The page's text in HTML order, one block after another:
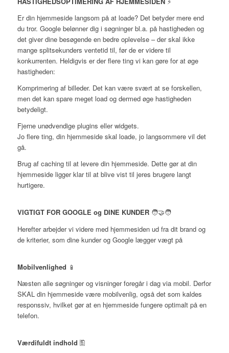
Er din hjemmeside langsom på at loade? Det betyder mere end
du tror. Google belønner dig i søgninger bl.a. på hastigheden og
det giver dine besøgende en bedre oplevelse – der skal ikke
mange splitsekunders ventetid til, før de er videre til
konkurrenten. Heldigvis er der flere ting vi kan gøre for at øge
hastigheden:
Komprimering af billeder. Det kan være svært at se forskellen,
men det kan spare meget load og dermed øge hastigheden
betydeligt.
Fjerne unødvendige plugins eller widgets.
Jo flere ting, din hjemmeside skal loade, jo langsommere vil det
gå.
Brug af caching til at levere din hjemmeside. Dette gør at din
hjemmeside ligger klar til at blive vist til jeres brugere langt
hurtigere.
VIGTIGT FOR GOOGLE og DINE KUNDER 🧑‍🤝‍🧑
Herefter arbejder vi videre med hjemmesiden ud fra dit brand og
de kriterier, som dine kunder og Google lægger vægt på
Mobilvenlighed 📱
Næsten alle søgninger og visninger foregår i dag via mobil. Derfor
SKAL din hjemmeside være mobilvenlig, også det som kaldes
responssiv, hvilket gør at en hjemmeside fungere optimalt på en
telefon.
Værdifuldt indhold 🖺